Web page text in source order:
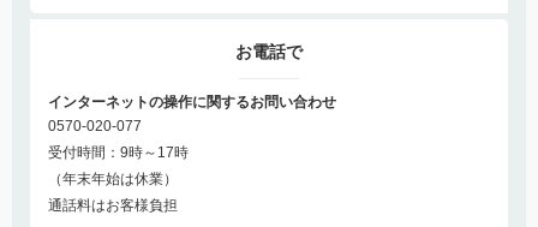
お電話で
インターネットの操作に関するお問い合わせ
0570-020-077
受付時間：9時～17時
（年末年始は休業）
通話料はお客様負担